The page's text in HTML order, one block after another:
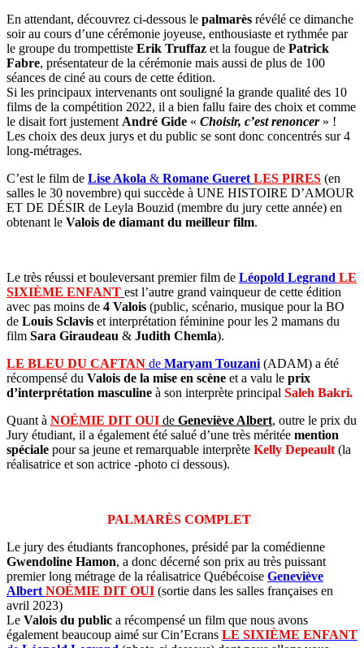
En attendant, découvrez ci-dessous le palmarès révélé ce dimanche
soir au cours d’une cérémonie joyeuse, enthousiaste et rythmée par
le groupe du trompettiste Erik Truffaz et la fougue de Patrick
Fabre, présentateur de la cérémonie mais aussi de plus de 100
séances de ciné au cours de cette édition.
Si les principaux intervenants ont souligné la grande qualité des 10
films de la compétition 2022, il a bien fallu faire des choix et comme
le disait fort justement André Gide « Choisir, c’est renoncer » !
Les choix des deux jurys et du public se sont donc concentrés sur 4
long-métrages.
C’est le film de Lise Akola & Romane Gueret LES PIRES (en
salles le 30 novembre) qui succède à UNE HISTOIRE D’AMOUR
ET DE DÉSIR de Leyla Bouzid (membre du jury cette année) en
obtenant le Valois de diamant du meilleur film.
Le très réussi et bouleversant premier film de Léopold Legrand LE
SIXIÈME ENFANT est l’autre grand vainqueur de cette édition
avec pas moins de 4 Valois (public, scénario, musique pour la BO
de Louis Sclavis et interprétation féminine pour les 2 mamans du
film Sara Giraudeau & Judith Chemla).
LE BLEU DU CAFTAN de Maryam Touzani (ADAM) a été
récompensé du Valois de la mise en scène et a valu le prix
d’interprétation masculine à son interprète principal Saleh Bakri.
Quant à NOÉMIE DIT OUI de Geneviève Albert, outre le prix du
Jury étudiant, il a également été salué d’une très méritée mention
spéciale pour sa jeune et remarquable interprète Kelly Depeault (la
réalisatrice et son actrice -photo ci dessous).
PALMARÈS COMPLET
Le jury des étudiants francophones, présidé par la comédienne
Gwendoline Hamon, a donc décerné son prix au très puissant
premier long métrage de la réalisatrice Québécoise Geneviève
Albert NOÉMIE DIT OUI (sortie dans les salles françaises en
avril 2023)
Le Valois du public a récompensé un film que nous avons
également beaucoup aimé sur Cin’Ecrans LE SIXIÈME ENFANT